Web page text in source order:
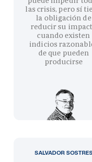
las crisis, pero sí
la obligación de
reducir su
cuando existen
indicios
de que pueden
producirse
SALVADOR SOSTRES